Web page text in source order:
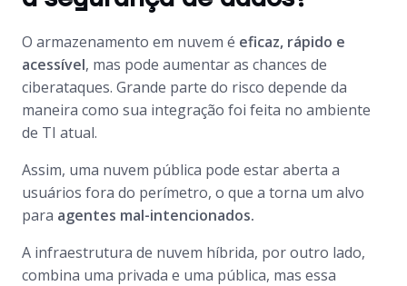
O armazenamento em nuvem é eficaz, rápido e
acessível, mas pode aumentar as chances de
ciberataques. Grande parte do risco depende da
maneira como sua integração foi feita no ambiente
de TI atual.
Assim, uma nuvem pública pode estar aberta a
usuários fora do perímetro, o que a torna um alvo
para agentes mal-intencionados.
A infraestrutura de nuvem híbrida, por outro lado,
combina uma privada e uma pública, mas essa